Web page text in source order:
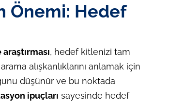
Önemi: Hedef
, hedef kitlenizi tam
alışkanlıklarını anlamak için
düşünür ve bu noktada
ipuçları sayesinde hedef